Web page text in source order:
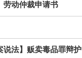
劳动仲裁申请书
说法】贩卖毒品罪辩护